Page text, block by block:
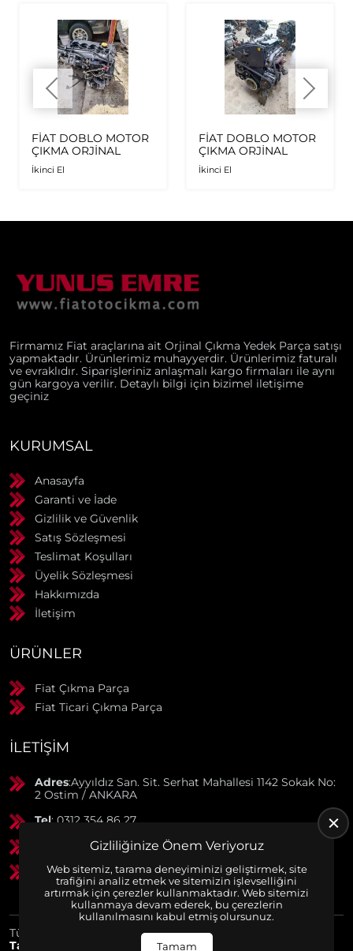
FİAT DOBLO MOTOR
ÇIKMA ORJİNAL
İkinci El
FİAT DOBLO MOTOR
ÇIKMA ORJİNAL
İkinci El
Firmamız Fiat araçlarına ait Orjinal Çıkma Yedek Parça satışı
yapmaktadır. Ürünlerimiz muhayyerdir. Ürünlerimiz faturalı
ve evraklıdır. Siparişleriniz anlaşmalı kargo firmaları ile aynı
gün kargoya verilir. Detaylı bilgi için bizimel iletişime
geçiniz
KURUMSAL
Anasayfa
Garanti ve İade
Gizlilik ve Güvenlik
Satış Sözleşmesi
Teslimat Koşulları
Üyelik Sözleşmesi
Hakkımızda
İletişim
ÜRÜNLER
Fiat Çıkma Parça
Fiat Ticari Çıkma Parça
İLETIŞIM
Adres:Ayyıldız San. Sit. Serhat Mahallesi 1142 Sokak No:
2 Ostim / ANKARA
Tel: 0312 354 86 27
: 0506 369 50 55
GSM: 0553 790 38 01
Tüm Hakları Saklıdır. | Bu site Us Yazılım
Tasarım
Paketleri ile Hazırlanmıştır. © 2025
Gizliliğinize Önem Veriyoruz
Web sitemiz, tarama deneyiminizi geliştirmek, site
trafiğini analiz etmek ve sitemizin işlevselliğini
artırmak için çerezler kullanmaktadır. Web sitemizi
kullanmaya devam ederek, bu çerezlerin
kullanılmasını kabul etmiş olursunuz.
Tamam